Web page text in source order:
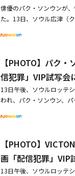
あるリンクが送られてく
男と、今まさに焦がれる
マン。彼の「地獄へよう
心斎橋にて公開【監督・
ホ「RUGAL/ルーガル」
ライブ配信のリンクを受
プロデューサーのドンジ
の準備をしていると、彼
脈、SNSそして頭脳を使
ンギュなどがVIP試写会
り、ジニョンはパク・ソ
た。また、キム・ウビン
14日、自身のSNSに舞台
というコメントで、作品
め、9年間も公開恋愛を続
所で俳優として活動して
「配信犯罪」VIP試写会に
俳優のパク・ソンウンが
た。13日、ソウル広津（
て、このような社会的問
技を試みた。僕にとって
もない。消費する人も犯
れる「配信犯罪」は、フ
らったリンクで恋人のス
防ぐため、配信の中の謎
イム追跡劇だ。
【PHOTO】パク
信犯罪」VIP試写会
13日午後、ソウルロッテ
われ、パク・ソンウン、
犯罪」VIP試写会に出席
【PHOTO】
画「配信犯罪」VIP
13日午後、ソウルロッテ